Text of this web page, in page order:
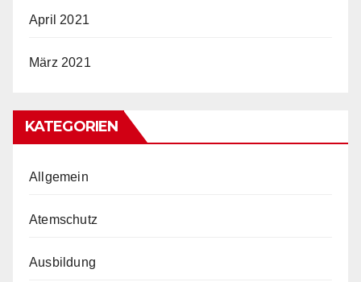
April 2021
März 2021
KATEGORIEN
Allgemein
Atemschutz
Ausbildung